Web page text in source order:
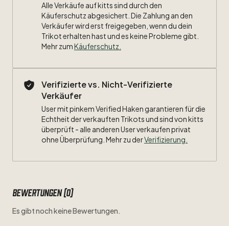
Alle Verkäufe auf kitts sind durch den
Käuferschutz abgesichert. Die Zahlung an den
Verkäufer wird erst freigegeben, wenn du dein
Trikot erhalten hast und es keine Probleme gibt.
Mehr zumKäuferschutz
Verifizierte vs. Nicht-Verifizierte
Verkäufer
User mit pinkem Verified Haken garantieren für die
Echtheit der verkauften Trikots und sind von kitts
überprüft - alle anderen User verkaufen privat
ohne Überprüfung. Mehr zu derVerifizierung.
Bewertungen (0)
Es gibt noch keine Bewertungen.